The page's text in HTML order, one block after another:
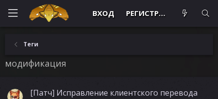
ВХОД РЕГИСТРАЦИЯ
Теги
модификация
[Патч] Исправление клиентского перевода